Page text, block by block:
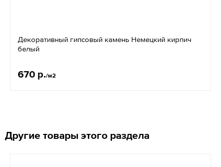
Декоративный гипсовый камень Немецкий кирпич
белый
670 р./м2
Другие товары этого раздела